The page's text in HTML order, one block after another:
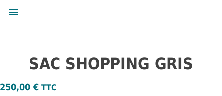

SAC SHOPPING GRIS
250,00 € TTC